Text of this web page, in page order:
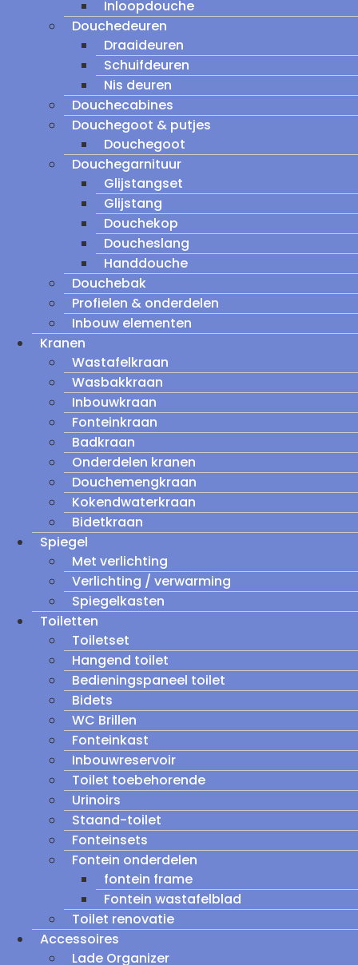
Inloopdouche
Douchedeuren
Draaideuren
Schuifdeuren
Nis deuren
Douchecabines
Douchegoot & putjes
Douchegoot
Douchegarnituur
Glijstangset
Glijstang
Douchekop
Doucheslang
Handdouche
Douchebak
Profielen & onderdelen
Inbouw elementen
Kranen
Wastafelkraan
Wasbakkraan
Inbouwkraan
Fonteinkraan
Badkraan
Onderdelen kranen
Douchemengkraan
Kokendwaterkraan
Bidetkraan
Spiegel
Met verlichting
Verlichting / verwarming
Spiegelkasten
Toiletten
Toiletset
Hangend toilet
Bedieningspaneel toilet
Bidets
WC Brillen
Fonteinkast
Inbouwreservoir
Toilet toebehorende
Urinoirs
Staand-toilet
Fonteinsets
Fontein onderdelen
fontein frame
Fontein wastafelblad
Toilet renovatie
Accessoires
Lade Organizer